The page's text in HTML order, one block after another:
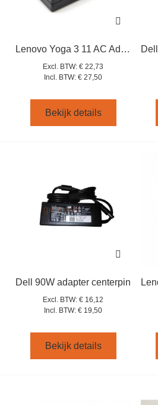
Lenovo Yoga 3 11 AC Adapter (65W Square)
Excl. BTW: € 22,73
Incl. BTW: € 27,50
Bekijk details
Dell 90W adapter centerpin
Excl. BTW: € 16,12
Incl. BTW: € 19,50
Bekijk details